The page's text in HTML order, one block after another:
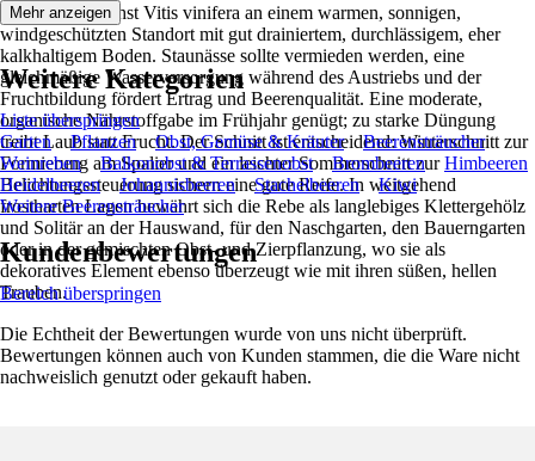
Am besten wächst Vitis vinifera an einem warmen, sonnigen,
windgeschützten Standort mit gut drainiertem, durchlässigem, eher
kalkhaltigem Boden. Staunässe sollte vermieden werden, eine
gleichmäßige Wasserversorgung während des Austriebs und der
Fruchtbildung fördert Ertrag und Beerenqualität. Eine moderate,
organische Nährstoffgabe im Frühjahr genügt; zu starke Düngung
treibt Laub statt Frucht. Der Schnitt ist entscheidend: Winterschnitt zur
Formierung am Spalier und ein leichter Sommerschnitt zur
Belichtungssteuerung sichern eine gute Reife. In weitgehend
frostharten Lagen bewährt sich die Rebe als langlebiges Klettergehölz
und Solitär an der Hauswand, für den Naschgarten, den Bauerngarten
oder in der gemischten Obst- und Zierpflanzung, wo sie als
dekoratives Element ebenso überzeugt wie mit ihren süßen, hellen
Trauben.
Mehr anzeigen
Weitere Kategorien
Liste überspringen
Garten
Pflanzen Obst, Gemüse & Kräuter
Beerensträucher
Weinreben
Balkonobst & Terrassenobst Brombeeren
Himbeeren
Heidelbeeren
Johannisbeeren Stachelbeeren
Kiwi
Weitere Beerensträucher
Kundenbewertungen
Bereich überspringen
Die Echtheit der Bewertungen wurde von uns nicht überprüft.
Bewertungen können auch von Kunden stammen, die die Ware nicht
nachweislich genutzt oder gekauft haben.